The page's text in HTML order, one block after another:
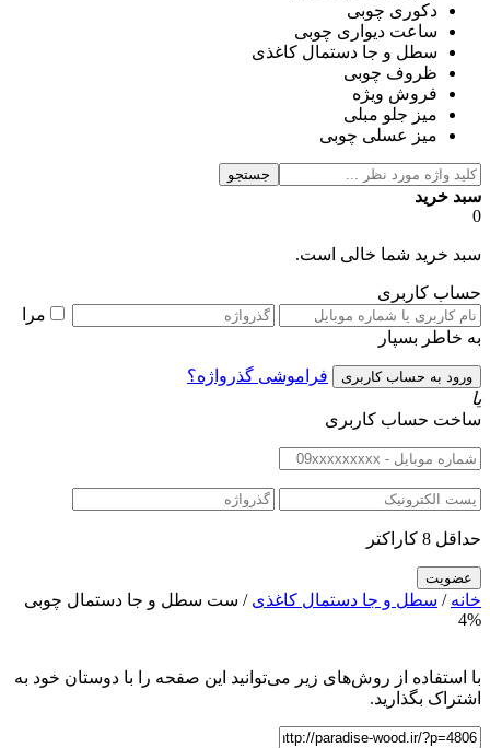
دکوری چوبی
ساعت دیواری چوبی
سطل و جا دستمال کاغذی
ظروف چوبی
فروش ویژه
میز جلو مبلی
میز عسلی چوبی
جستجو
سبد خرید
0
سبد خرید شما خالی است.
حساب کاربری
مرا
به خاطر بسپار
فراموشی گذرواژه؟
یا
ساخت حساب کاربری
حداقل 8 کاراکتر
خانه / سطل و جا دستمال کاغذی / ست سطل و جا دستمال چوبی
4%
با استفاده از روش‌های زیر می‌توانید این صفحه را با دوستان خود به
اشتراک بگذارید.